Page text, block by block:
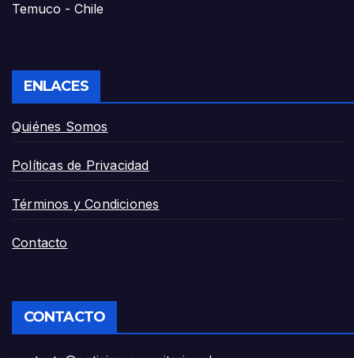
Temuco - Chile
ENLACES
Quiénes Somos
Políticas de Privacidad
Términos y Condiciones
Contacto
CONTACTO